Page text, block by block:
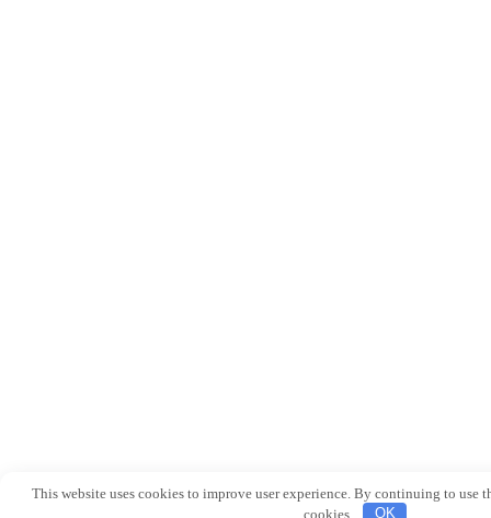
This website uses cookies to improve user experience. By continuing to use
cookies.
OK